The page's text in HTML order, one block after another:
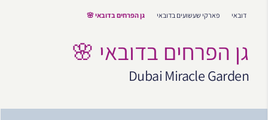
דובאי פארקי שעשועים בדובאי גן הפרחים בדובאי 🌸
גן הפרחים בדובאי 🌸
Dubai Miracle Garden